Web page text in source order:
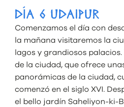
DÍA 6 UDAIPUR
Comenzamos el día con
la mañana visitaremos la
lagos y grandiosos
de la ciudad, que ofrece
panorámicas de la ciudad,
comenzó en el siglo XVI.
el bello jardín Saheliyon-ki-